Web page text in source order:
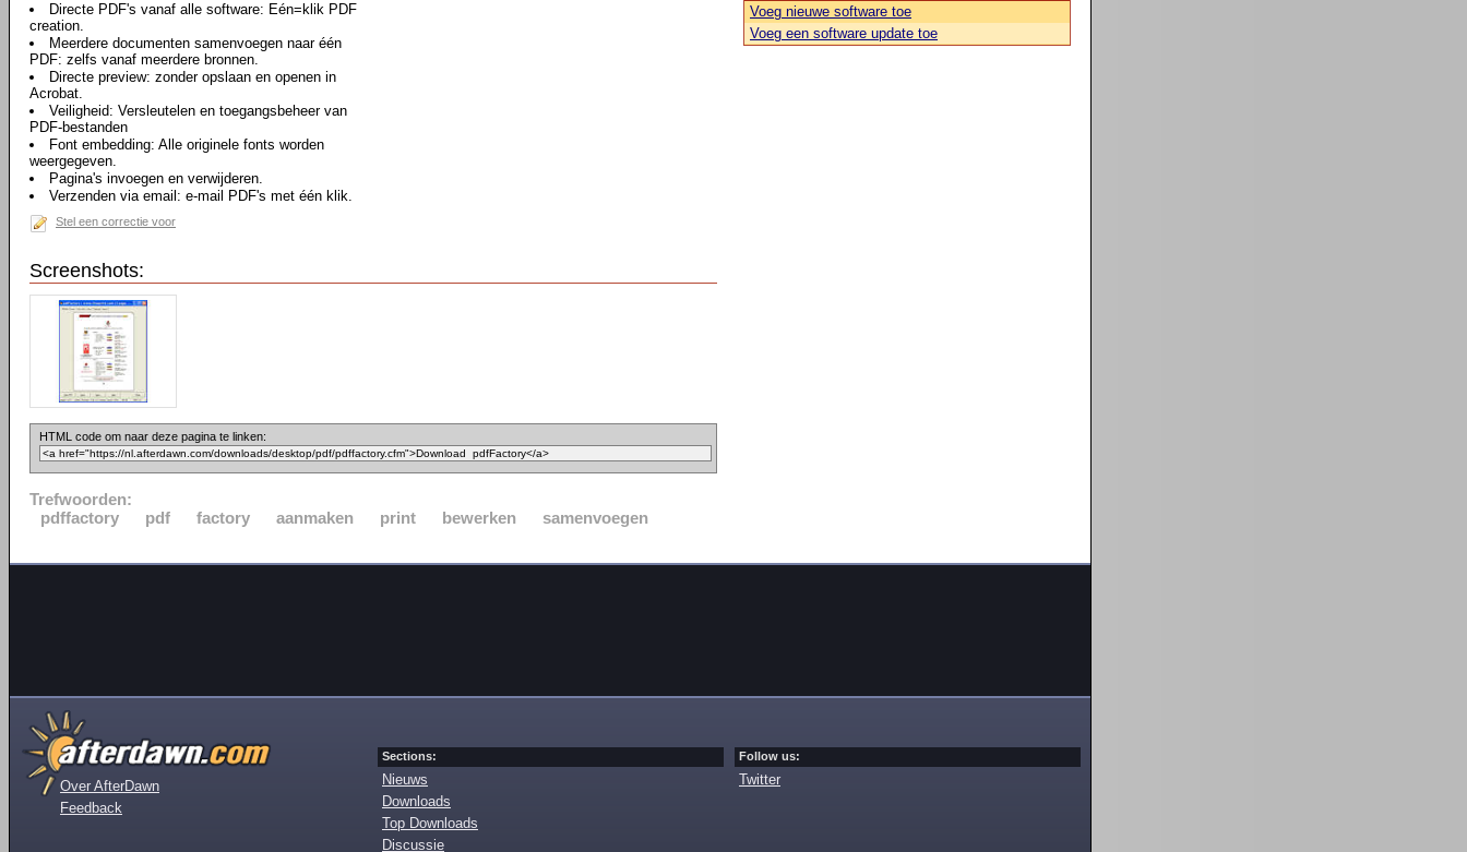
Directe PDF's vanaf alle software: Eén=klik PDF
creation.
Meerdere documenten samenvoegen naar één
PDF: zelfs vanaf meerdere bronnen.
Directe preview: zonder opslaan en openen in
Acrobat.
Veiligheid: Versleutelen en toegangsbeheer van
PDF-bestanden
Font embedding: Alle originele fonts worden
weergegeven.
Pagina's invoegen en verwijderen.
Verzenden via email: e-mail PDF's met één klik.
Stel een correctie voor
Screenshots:
HTML code om naar deze pagina te linken:
Trefwoorden:
pdffactory
pdf factory aanmaken print bewerken samenvoegen
Voeg nieuwe software toe
Voeg een software update toe
Over AfterDawn
Feedback
Sections:
Nieuws
Downloads
Top Downloads
Discussie
Follow us:
Twitter